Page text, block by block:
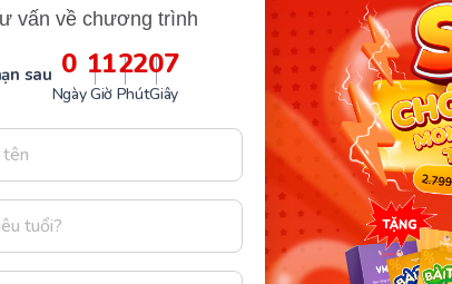
vấn về chương trình
sau 0
Ngày
11
Giờ
22
Phút
06
Giây